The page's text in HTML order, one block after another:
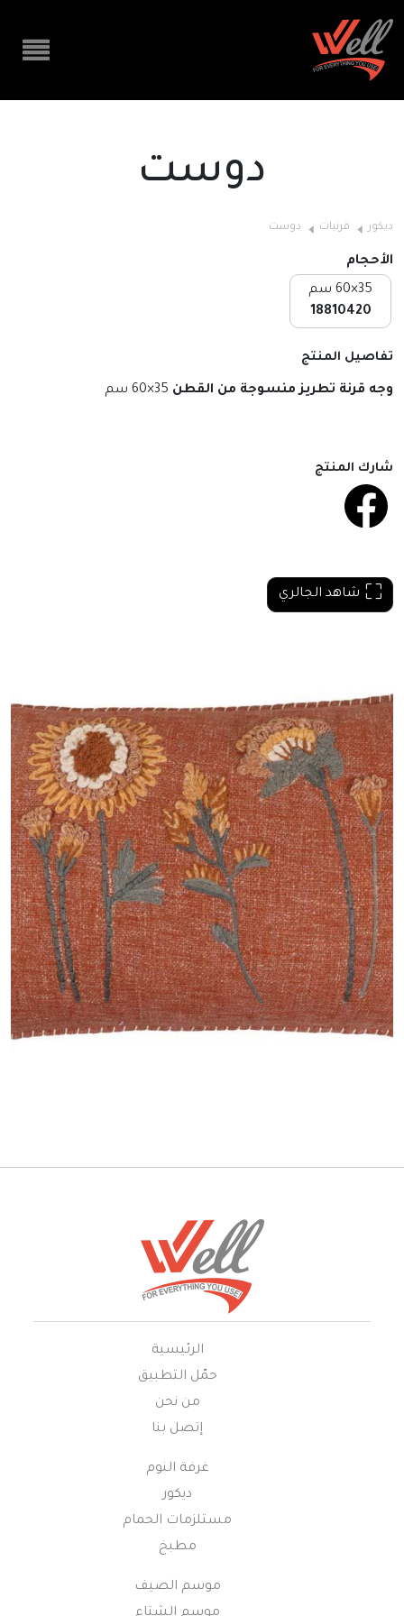
دوست
ديكور قرنيات دوست
الأحجام
35×60 سم
18810420
تفاصيل المنتج
وجه قرنة تطريز منسوجة من القطن 35×60 سم
شارك المنتج
شاهد الجالري
الرئيسية
حمّل التطبيق
من نحن
إتصل بنا
غرفة النوم
ديكور
مستلزمات الحمام
مطبخ
موسم الصيف
موسم الشتاء